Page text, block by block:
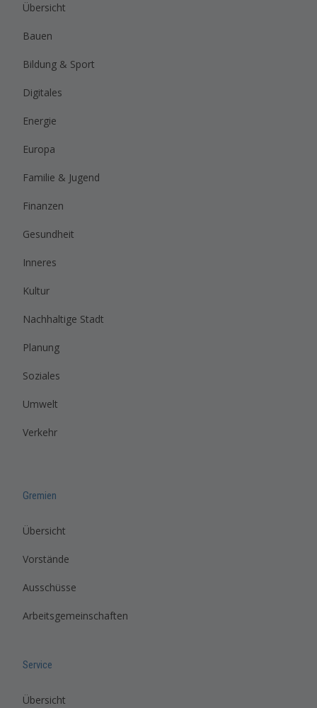
Übersicht
Bauen
Bildung & Sport
Digitales
Energie
Europa
Familie & Jugend
Finanzen
Gesundheit
Inneres
Kultur
Nachhaltige Stadt
Planung
Soziales
Umwelt
Verkehr
Gremien
Übersicht
Vorstände
Ausschüsse
Arbeitsgemeinschaften
Service
Übersicht